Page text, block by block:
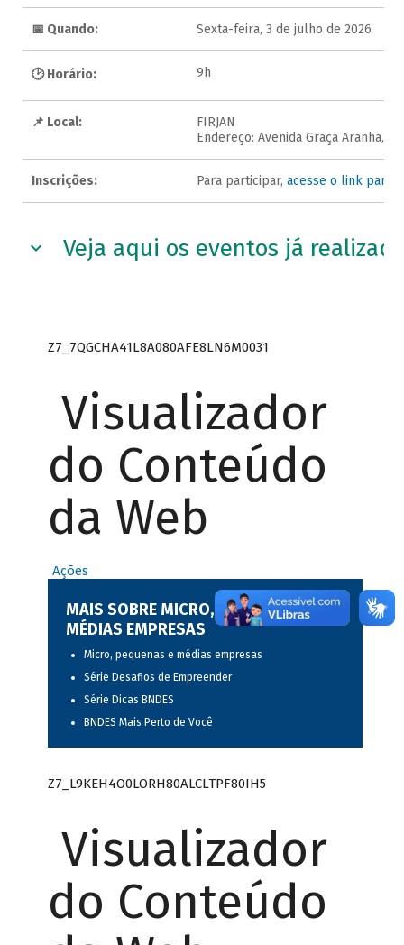
📅 Quando: Sexta-feira, 3 de julho de 2026
🕑 Horário: 9h
📌 Local:
FIRJAN
Endereço: Avenida Graça Aranha, 1
Inscrições: Para participar, acesse o link para
Veja aqui os eventos já
Z7_7QGCHA41L8A080AFE8LN6M0031
Visualizador
do Conteúdo
da Web
Ações
MAIS SOBRE MICRO, PEQUENAS E
MÉDIAS EMPRESAS
Micro, pequenas e médias empresas
Série Desafios de Empreender
Série Dicas BNDES
BNDES Mais Perto de Você
Z7_L9KEH4O0LORH80ALCLTPF80IH5
Visualizador
do Conteúdo